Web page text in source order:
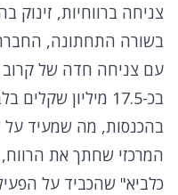
צניחה ברווחיות, זינוק
בשורה התחתונה,
בכ-17.5 מיליון
בהכנסות, מה שמעיד על
המרכזי שחתך את
כלביא" שהכביד על